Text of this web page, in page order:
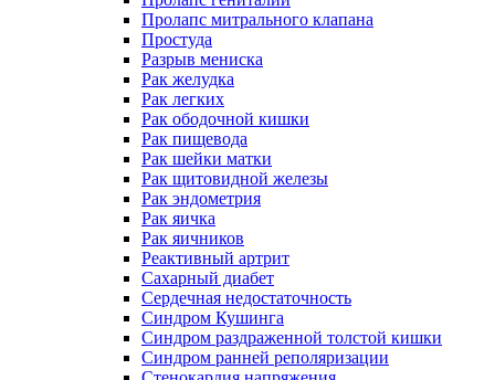
Пролапс митрального клапана
Простуда
Разрыв мениска
Рак желудка
Рак легких
Рак ободочной кишки
Рак пищевода
Рак шейки матки
Рак щитовидной железы
Рак эндометрия
Рак яичка
Рак яичников
Реактивный артрит
Сахарный диабет
Сердечная недостаточность
Синдром Кушинга
Синдром раздраженной толстой кишки
Синдром ранней реполяризации